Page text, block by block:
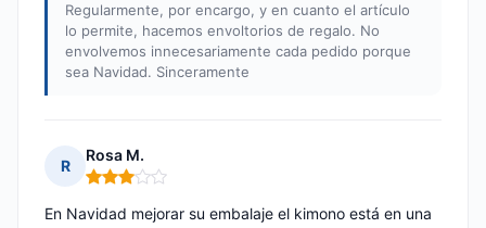
Regularmente, por encargo, y en cuanto el artículo
lo permite, hacemos envoltorios de regalo. No
envolvemos innecesariamente cada pedido porque
sea Navidad. Sinceramente
R
Rosa M.
Nota: 3 de 5
En Navidad mejorar su embalaje el kimono está en una